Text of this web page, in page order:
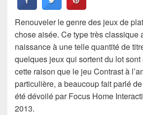
Renouveler le genre des jeux de
chose aisée. Ce type très classique
naissance à une telle quantité de
quelques jeux qui sortent du lot sont
cette raison que le jeu Contrast à
particulière, a beaucoup fait parlé
été dévoilé par Focus Home
2013.